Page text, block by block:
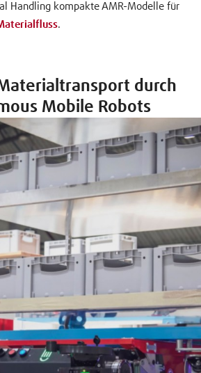
Handling kompakte AMR-Modelle für
.
durch
Mobile Robots